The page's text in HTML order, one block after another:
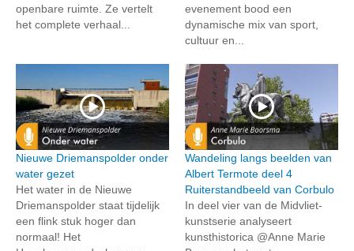
openbare ruimte. Ze vertelt
het complete verhaal...
evenement bood een
dynamische mix van sport,
cultuur en...
Nieuwe Driemanspolder onder
water gezet
Het water in de Nieuwe
Driemanspolder staat tijdelijk
een flink stuk hoger dan
normaal! Het
Wandeling langs beelden van
Albert Termote deel 4
Ruiterstandbeeld van Corbulo
In deel vier van de Midvliet-
kunstserie analyseert
kunsthistorica @Anne Marie